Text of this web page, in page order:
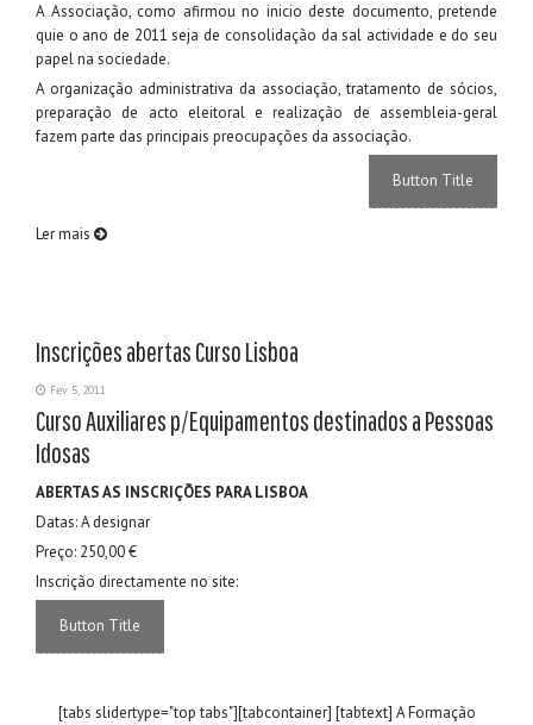
A Associação, como afirmou no inicio deste documento, pretende
quie o ano de 2011 seja de consolidação da sal actividade e do seu
papel na sociedade.
A organização administrativa da associação, tratamento de sócios,
preparação de acto eleitoral e realização de assembleia-geral
fazem parte das principais preocupações da associação.
Button Title
Ler mais
Inscrições abertas Curso Lisboa
Fev 5, 2011
Curso Auxiliares p/Equipamentos destinados a Pessoas
Idosas
ABERTAS AS INSCRIÇÕES PARA LISBOA
Datas: A designar
Preço: 250,00 €
Inscrição directamente no site:
Button Title
[tabs slidertype="top tabs"][tabcontainer] [tabtext] A Formação